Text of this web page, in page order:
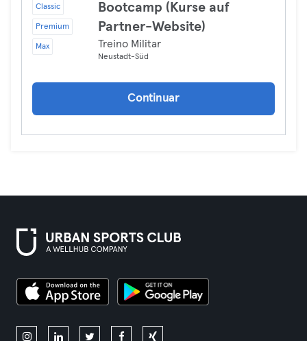
Classic
Premium
Max
Bootcamp (Kurse auf
Partner-Website)
Treino Militar
Neustadt-Süd
Continuar